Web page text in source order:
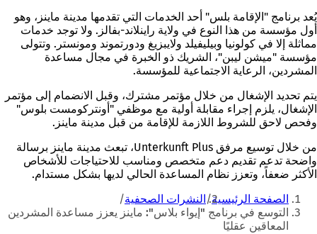
يُعد برنامج "الإقامة بلس" أحد الخدمات التي تقدمها مدينة ماينز، وهو
أول مؤسسة من هذا النوع في ولاية راينلاند-بفالز. ولا توجد خدمات
مماثلة إلا في كولونيا وبيليفيلد ولايبزيغ ودورتموند ومونستر. وتتولى
مؤسسة "ميشن ليبن"، الشريك ذو الخبرة في مجال مساعدة
المشردين، الرعاية الاجتماعية للمؤسسة.
يتم تحديد الإشغال من خلال مؤتمر مشترك، وقبل الانضمام إلى مؤتمر
الإشغال، يلزم إجراء مقابلة أولية مع موظفي "أونتركومست بلوس"
وفحص لاحق للشروط اللازمة للإقامة من قبل مدينة ماينز.
من خلال توسيع مرفق Unterkunft Plus، تبعث مدينة ماينز برسالة
واضحة تدعم تقديم دعم متخصص ومناسب للاحتياجات للأشخاص
الأكثر ضعفاً، وتعزز نظام المساعدة الحالي لديها بشكل مستدام.
أنت
هنا
الصفحة الرئيسية
النشرات الصحفية
التوسع في برنامج "إيواء بلاس": ماينز يعزز مساعدة المشردين
المعاقين عقليًا